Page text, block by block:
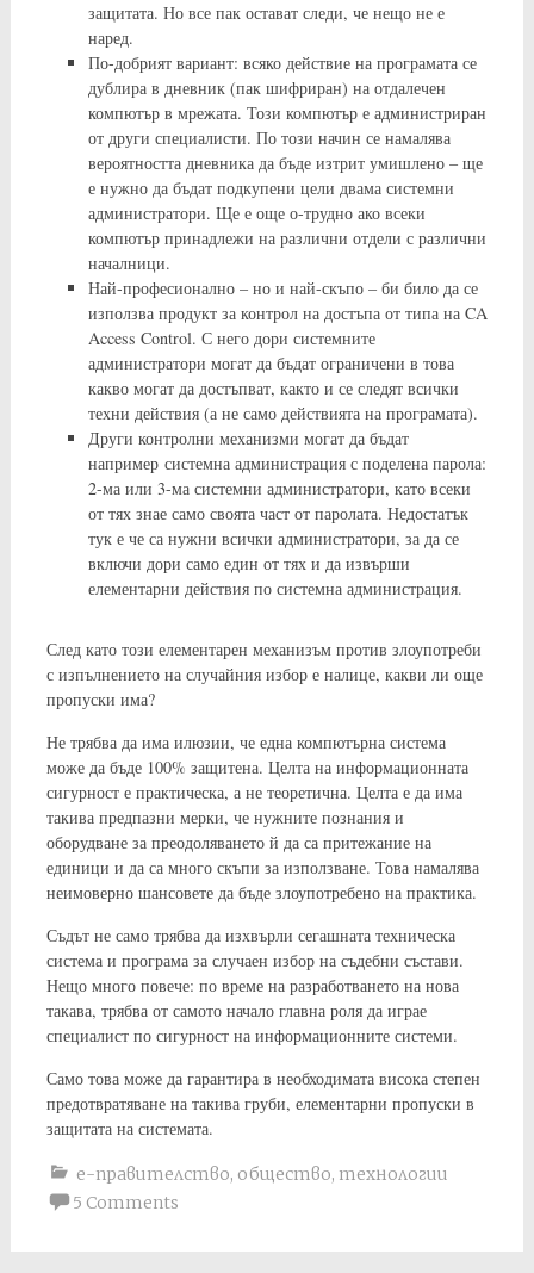
защитата. Но все пак остават следи, че нещо не е
наред.
По-добрият вариант: всяко действие на програмата се
дублира в дневник (пак шифриран) на отдалечен
компютър в мрежата. Този компютър е администриран
от други специалисти. По този начин се намалява
вероятността дневника да бъде изтрит умишлено – ще
е нужно да бъдат подкупени цели двама системни
администратори. Ще е още о-трудно ако всеки
компютър принадлежи на различни отдели с различни
началници.
Най-професионално – но и най-скъпо – би било да се
използва продукт за контрол на достъпа от типа на CA
Access Control. С него дори системните
администратори могат да бъдат ограничени в това
какво могат да достъпват, както и се следят всички
техни действия (а не само действията на програмата).
Други контролни механизми могат да бъдат
например системна администрация с поделена парола:
2-ма или 3-ма системни администратори, като всеки
от тях знае само своята част от паролата. Недостатък
тук е че са нужни всички администратори, за да се
включи дори само един от тях и да извърши
елементарни действия по системна администрация.
След като този елементарен механизъм против злоупотреби
с изпълнението на случайния избор е налице, какви ли още
пропуски има?
Не трябва да има илюзии, че една компютърна система
може да бъде 100% защитена. Целта на информационната
сигурност е практическа, а не теоретична. Целта е да има
такива предпазни мерки, че нужните познания и
оборудване за преодоляването й да са притежание на
единици и да са много скъпи за използване. Това намалява
неимоверно шансовете да бъде злоупотребено на практика.
Съдът не само трябва да изхвърли сегашната техническа
система и програма за случаен избор на съдебни състави.
Нещо много повече: по време на разработването на нова
такава, трябва от самото начало главна роля да играе
специалист по сигурност на информационните системи.
Само това може да гарантира в необходимата висока степен
предотвратяване на такива груби, елементарни пропуски в
защитата на системата.
е-правителство, общество, технологии
5 Comments